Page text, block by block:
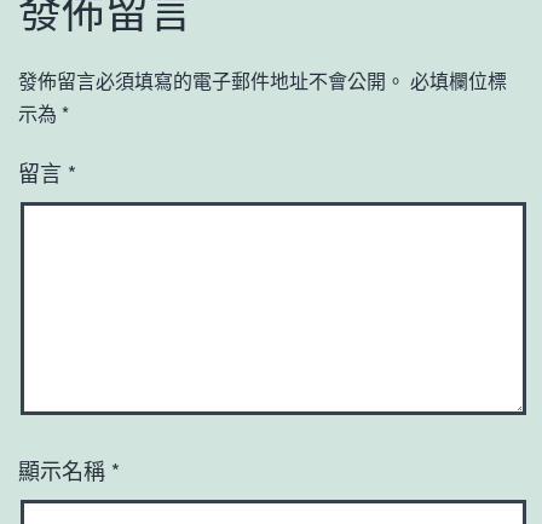
發佈留言
發佈留言必須填寫的電子郵件地址不會公開。 必填欄位標
示為 *
留言 *
顯示名稱 *